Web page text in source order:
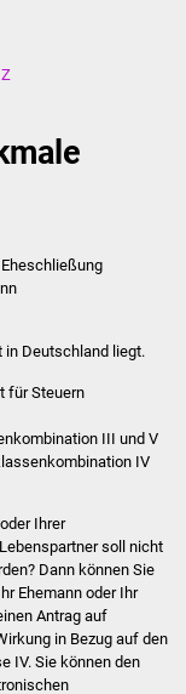
2021
Z
in Deutschland liegt.
für Steuern
III und V
IV
Ihrer
soll nicht
Dann können Sie
Ehemann oder Ihr
Antrag auf
in Bezug auf den
IV. Sie können den